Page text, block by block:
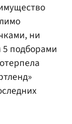
ни
5 подборами